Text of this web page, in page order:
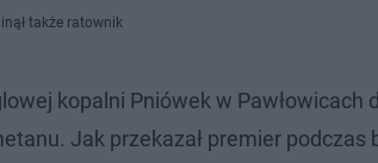
także ratownik
kopalni Pniówek w Pawłowicach
Jak przekazał premier podczas